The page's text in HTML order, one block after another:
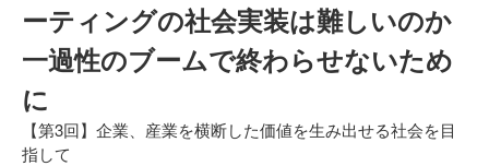
ーティングの社会実装は難しいのか
一過性のブームで終わらせないため
に
【第3回】企業、産業を横断した価値を生み出せる社会を目
指して